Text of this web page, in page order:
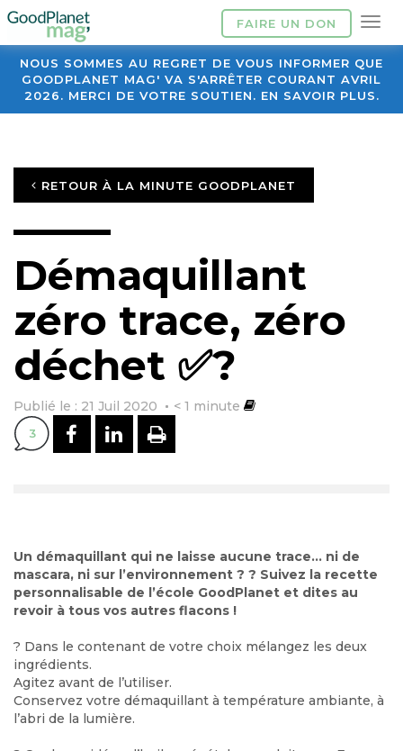
FAIRE UN DON
NOUS SOMMES AU REGRET DE VOUS INFORMER QUE
GOODPLANET MAG' VA S'ARRÊTER COURANT AVRIL
2026. MERCI DE VOTRE SOUTIEN. EN SAVOIR PLUS.
RETOUR À LA MINUTE GOODPLANET
Démaquillant
zéro trace, zéro
déchet ✅?
Publié le : 21 Juil 2020 < 1 minute
3 PARTAGER SUR FACEBOOK
PARTAGER SUR
IMPRIMER
Un démaquillant qui ne laisse aucune trace… ni de
mascara, ni sur l’environnement ? ? Suivez la recette
personnalisable de l’école GoodPlanet et dites au
revoir à tous vos autres flacons !
? Dans le contenant de votre choix mélangez les deux
ingrédients.
Agitez avant de l’utiliser.
Conservez votre démaquillant à température ambiante, à
l’abri de la lumière.